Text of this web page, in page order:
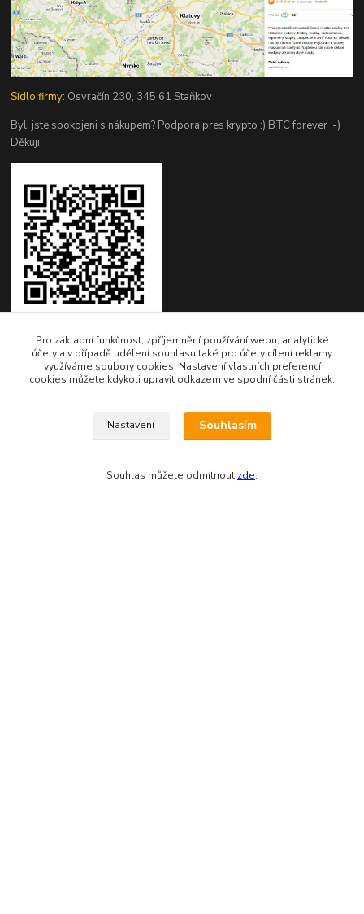
Sídlo firmy: Osvračín 230, 345 61 Staňkov
Byli jste spokojeni s nákupem? Podpora pres krypto :) BTC forever :-)
Děkuji
Kontakty
EVTERINKA.CZ - Bohumila Budínová
Pro základní funkčnost, zpříjemnění používání webu, analytické
účely a v případě udělení souhlasu také pro účely cílení reklamy
využíváme soubory cookies. Nastavení vlastních preferencí
cookies můžete kdykoli upravit odkazem ve spodní části stránek.
Nastavení Souhlasím
Souhlas můžete odmítnout zde.